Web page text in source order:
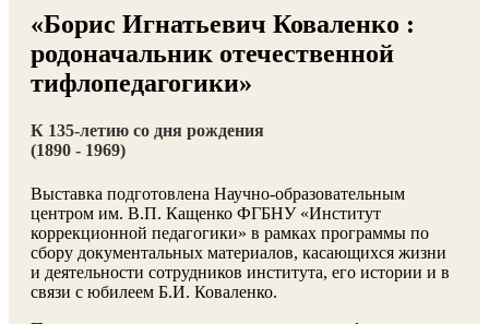
«Борис Игнатьевич Коваленко :
родоначальник отечественной
тифлопедагогики»
К 135-летию со дня рождения
(1890 - 1969)
Выставка подготовлена Научно-образовательным
центром им. В.П. Кащенко ФГБНУ «Институт
коррекционной педагогики» в рамках программы по
сбору документальных материалов, касающихся жизни
и деятельности сотрудников института, его истории и в
связи с юбилеем Б.И. Коваленко.